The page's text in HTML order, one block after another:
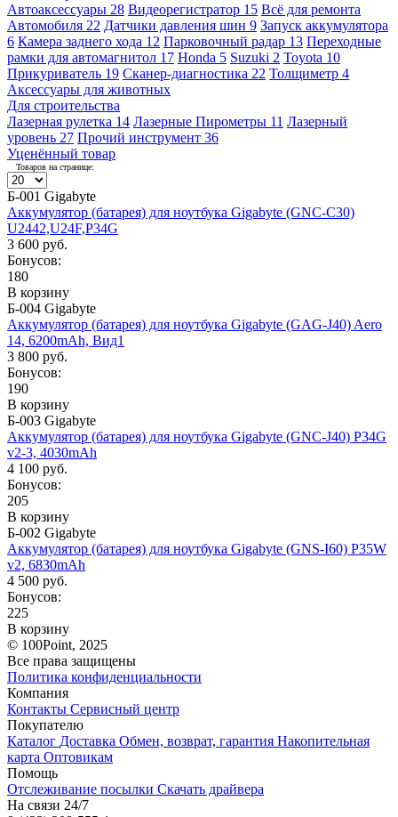
Автоаксессуары 28 Видеорегистратор 15 Всё для ремонта
Автомобиля 22 Датчики давления шин 9 Запуск аккумулятора
6 Камера заднего хода 12 Парковочный радар 13 Переходные
рамки для автомагнитол 17 Honda 5 Suzuki 2 Toyota 10
Прикуриватель 19 Сканер-диагностика 22 Толщиметр 4
Аксессуары для животных
Для строительства
Лазерная рулетка 14 Лазерные Пирометры 11 Лазерный
уровень 27 Прочий инструмент 36
Уценённый товар
Товаров на странице:
Б-001 Gigabyte
Аккумулятор (батарея) для ноутбука Gigabyte (GNC-C30)
U2442,U24F,P34G
3 600 руб.
Бонусов:
180
В корзину
Б-004 Gigabyte
Аккумулятор (батарея) для ноутбука Gigabyte (GAG-J40) Aero
14, 6200mAh, Вид1
3 800 руб.
Бонусов:
190
В корзину
Б-003 Gigabyte
Аккумулятор (батарея) для ноутбука Gigabyte (GNC-J40) P34G
v2-3, 4030mAh
4 100 руб.
Бонусов:
205
В корзину
Б-002 Gigabyte
Аккумулятор (батарея) для ноутбука Gigabyte (GNS-I60) P35W
v2, 6830mAh
4 500 руб.
Бонусов:
225
В корзину
© 100Point, 2025
Все права защищены
Политика конфиденциальности
Компания
Контакты Сервисный центр
Покупателю
Каталог Доставка Обмен, возврат, гарантия Накопительная
карта Оптовикам
Помощь
Отслеживание посылки Скачать драйвера
На связи 24/7